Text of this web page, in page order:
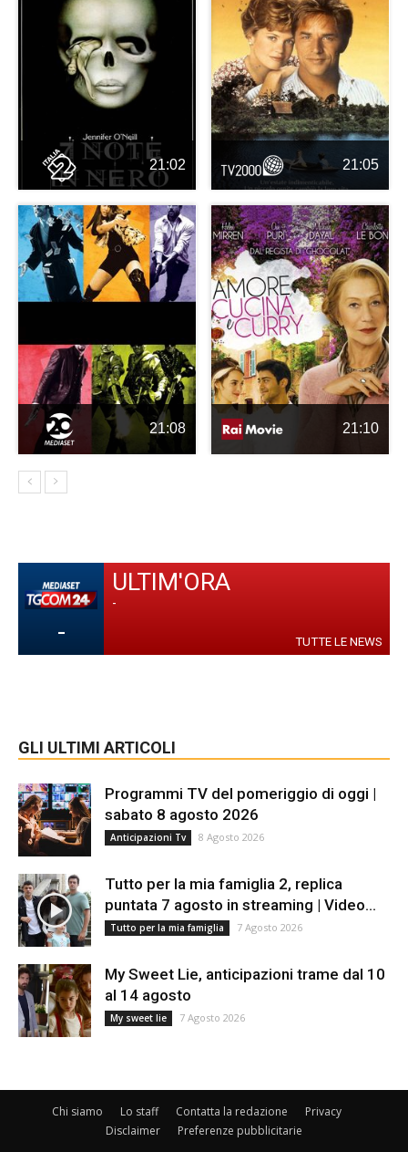
21:02 21:05
21:08 21:10
-
ULTIM'ORA
-
TUTTE LE NEWS
GLI ULTIMI ARTICOLI
Programmi TV del pomeriggio di oggi |
sabato 8 agosto 2026
Anticipazioni Tv 8 Agosto 2026
Tutto per la mia famiglia 2, replica
puntata 7 agosto in streaming | Video...
Tutto per la mia famiglia 7 Agosto 2026
My Sweet Lie, anticipazioni trame dal 10
al 14 agosto
My sweet lie 7 Agosto 2026
Chi siamo Lo staff Contatta la redazione
Privacy
Disclaimer
Preferenze pubblicitarie